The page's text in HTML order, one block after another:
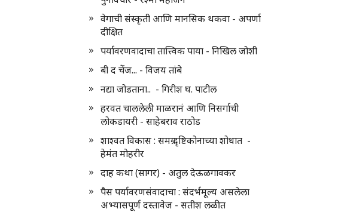
वेगाची संस्कृती आणि मानसिक थकवा - अपर्णा
दीक्षित
पर्यावरणवादाचा तात्त्विक पाया - निखिल जोशी
बी द चेंज... - विजय तांबे
नद्या जोडताना.. - गिरीश घ. पाटील
हरवत चाललेली माळरानं आणि निसर्गाची
लोकडायरी - साहेबराव राठोड
शाश्वत विकास : समग्र दृष्टिकोनाच्या शोधात -
हेमंत मोहरीर
दाह कथा (सागर) - अतुल देऊळगावकर
पैस पर्यावरणसंवादाचा : संदर्भमूल्य असलेला
अभ्यासपूर्ण दस्तावेज - सतीश लळीत